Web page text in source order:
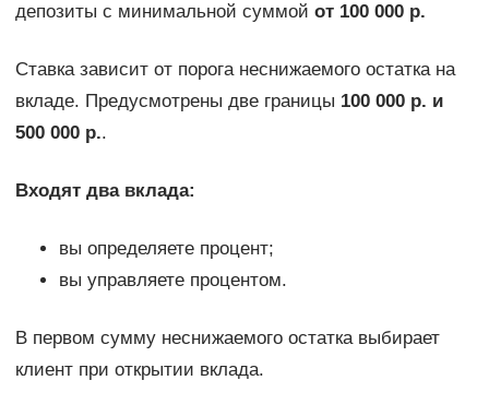
депозиты с минимальной суммой от 100 000 р.
Ставка зависит от порога неснижаемого остатка на
вкладе. Предусмотрены две границы 100 000 р. и
500 000 р..
Входят два вклада:
вы определяете процент;
вы управляете процентом.
В первом сумму неснижаемого остатка выбирает
клиент при открытии вклада.